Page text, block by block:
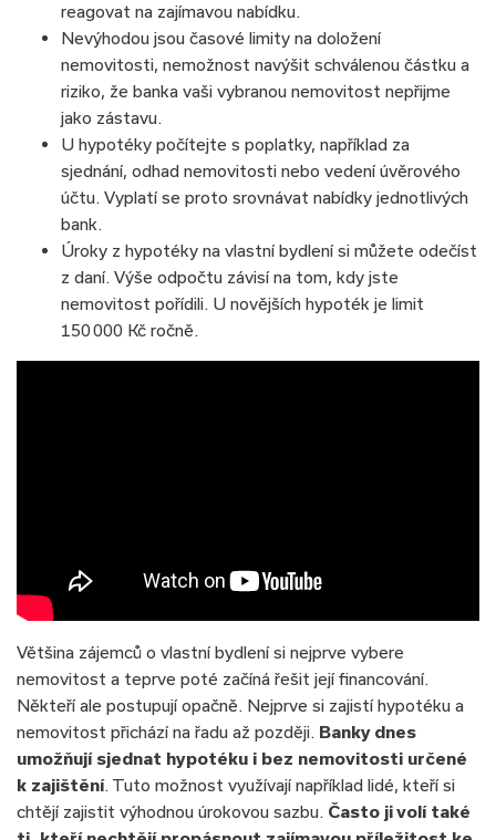
reagovat na zajímavou nabídku.
Nevýhodou jsou časové limity na doložení
nemovitosti, nemožnost navýšit schválenou částku a
riziko, že banka vaši vybranou nemovitost nepřijme
jako zástavu.
U hypotéky počítejte s poplatky, například za
sjednání, odhad nemovitosti nebo vedení úvěrového
účtu. Vyplatí se proto srovnávat nabídky jednotlivých
bank.
Úroky z hypotéky na vlastní bydlení si můžete odečíst
z daní. Výše odpočtu závisí na tom, kdy jste
nemovitost pořídili. U novějších hypoték je limit
150 000 Kč ročně.
Většina zájemců o vlastní bydlení si nejprve vybere
nemovitost a teprve poté začíná řešit její financování.
Někteří ale postupují opačně. Nejprve si zajistí hypotéku a
nemovitost přichází na řadu až později. Banky dnes
umožňují sjednat hypotéku i bez nemovitosti určené
k zajištění. Tuto možnost využívají například lidé, kteří si
chtějí zajistit výhodnou úrokovou sazbu. Často ji volí také